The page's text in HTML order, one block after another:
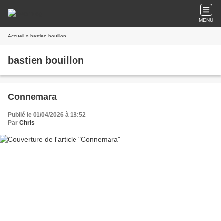
MENU
Accueil » bastien bouillon
bastien bouillon
Connemara
Publié le 01/04/2026 à 18:52
Par Chris